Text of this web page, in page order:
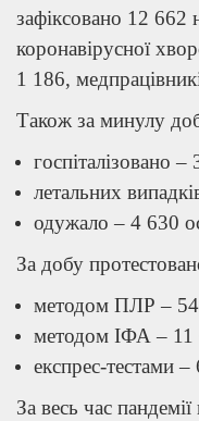
зафіксовано 12 662
коронавірусної
1 186,
Також за минулу
госпіталізовано –
летальних
одужало – 4 630
За добу
методом ПЛР – 54
методом ІФА – 11
експрес-тестами –
За весь час пандемії